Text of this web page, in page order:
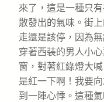
來了，這是一種只
散發出的氣味。街
走還是該停，因為
穿著西裝的男人小
窗，對著紅綠燈大
是紅一下啊！我要
到一陣心悸。這種